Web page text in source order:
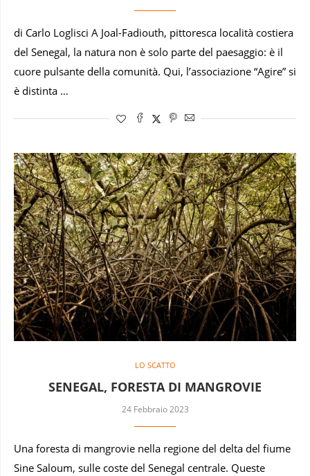
di Carlo Loglisci A Joal-Fadiouth, pittoresca località costiera
del Senegal, la natura non è solo parte del paesaggio: è il
cuore pulsante della comunità. Qui, l’associazione “Agire” si
è distinta …
LO SCATTO
SENEGAL, FORESTA DI MANGROVIE
24 Febbraio 2023
Una foresta di mangrovie nella regione del delta del fiume
Sine Saloum, sulle coste del Senegal centrale. Queste